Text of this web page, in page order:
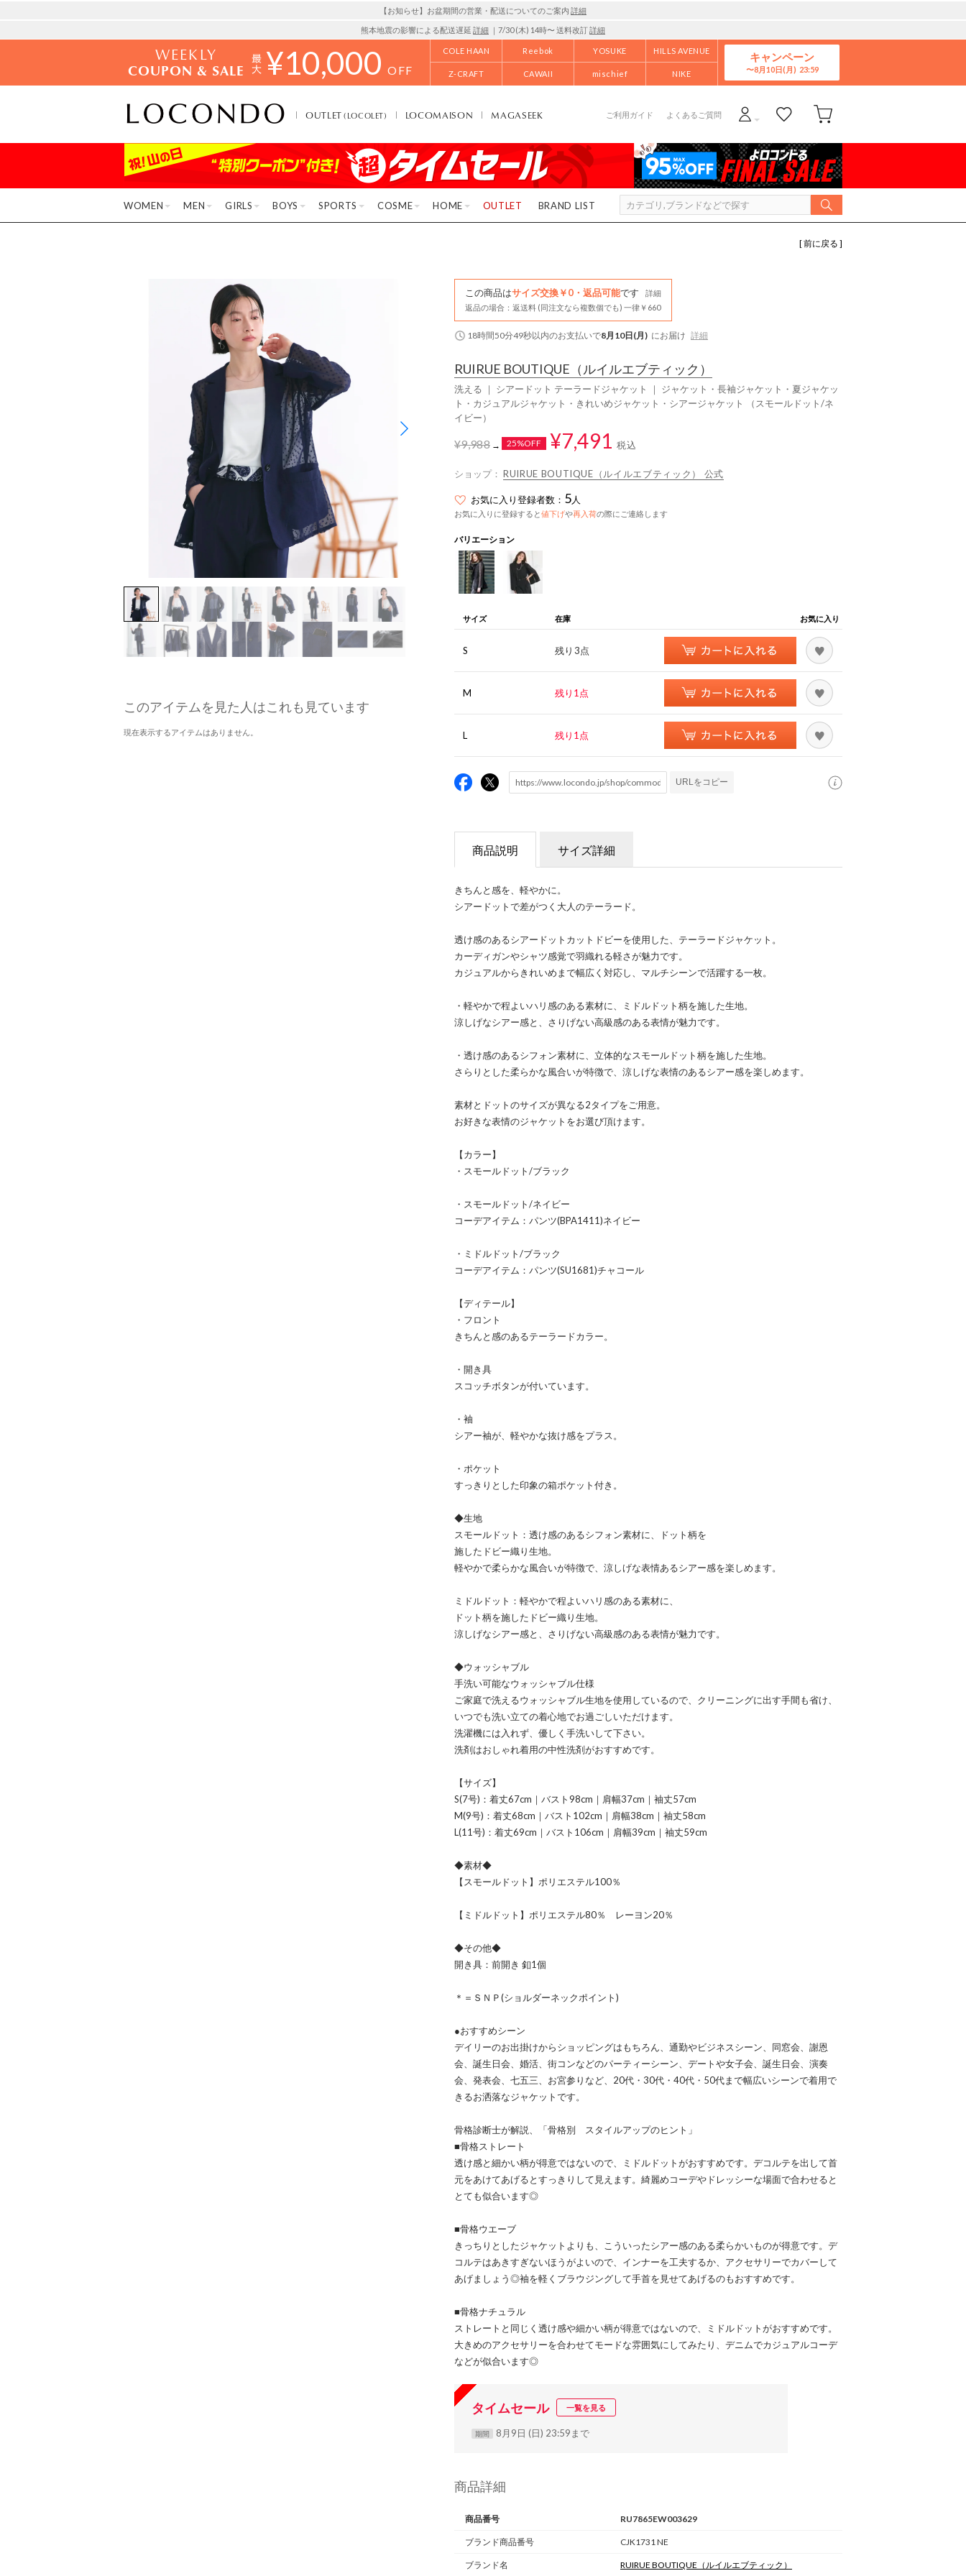
【お知らせ】お盆期間の営業・配送についてのご案内 詳細
熊本地震の影響による配送遅延 詳細 ｜7/30 (木) 14時〜 送料改訂詳細
WEEKLY
COUPON & SALE ¥10,000 OFF
COLE HAAN Reebok YOSUKE HILLS AVENUE
Z-CRAFT CAWAII mischief NIKE
キャンペーン
8月10日(月)
OUTLET(LOCOLET) LOCOMAISON MAGASEEK ご利用ガイド よくあるご質問
WOMEN MEN GIRLS BOYS SPORTS COSME HOME OUTLET BRAND LIST
[ 前に戻る ]
このアイテムを見た人はこれも見ています
現在表示するアイテムはありません。
この商品はサイズ交換￥0・返品可能です
詳細
返品の場合：返送料 (同注文なら複数個でも) 一律￥660
18時間50分48秒以内のお支払いで8月10日(月) にお届け 詳細
RUIRUE BOUTIQUE （ルイルエブティック）
洗える ｜ シアードット テーラードジャケット ｜ ジャケット・長袖ジャケット・夏ジャケッ
ト・カジュアルジャケット・きれいめジャケット・シアージャケット （スモールドット/ネ
イビー）
¥9,988→ 25%OFF ¥7,491 税込
ショップ： RUIRUE BOUTIQUE（ルイルエブティック） 公式
お気に入り登録者数： 5人
お気に入りに登録すると値下げや再入荷の際にご連絡します
バリエーション
サイズ 在庫 お気に入り
S 残り3点
M 残り1点
L 残り1点
URLをコピー
商品説明 サイズ詳細
きちんと感を、軽やかに。
シアードットで差がつく大人のテーラード。
透け感のあるシアードットカットドビーを使用した、テーラードジャケット。
カーディガンやシャツ感覚で羽織れる軽さが魅力です。
カジュアルからきれいめまで幅広く対応し、マルチシーンで活躍する一枚。
・軽やかで程よいハリ感のある素材に、ミドルドット柄を施した生地。
涼しげなシアー感と、さりげない高級感のある表情が魅力です。
・透け感のあるシフォン素材に、立体的なスモールドット柄を施した生地。
さらりとした柔らかな風合いが特徴で、涼しげな表情のあるシアー感を楽しめます。
素材とドットのサイズが異なる2タイプをご用意。
お好きな表情のジャケットをお選び頂けます。
【カラー】
・スモールドット/ブラック
・スモールドット/ネイビー
コーデアイテム：パンツ(BPA1411)ネイビー
・ミドルドット/ブラック
コーデアイテム：パンツ(SU1681)チャコール
【ディテール】
・フロント
きちんと感のあるテーラードカラー。
・開き具
スコッチボタンが付いています。
・袖
シアー袖が、軽やかな抜け感をプラス。
・ポケット
すっきりとした印象の箱ポケット付き。
◆生地
スモールドット：透け感のあるシフォン素材に、ドット柄を
施したドビー織り生地。
軽やかで柔らかな風合いが特徴で、涼しげな表情あるシアー感を楽しめます。
ミドルドット：軽やかで程よいハリ感のある素材に、
ドット柄を施したドビー織り生地。
涼しげなシアー感と、さりげない高級感のある表情が魅力です。
◆ウォッシャブル
手洗い可能なウォッシャブル仕様
ご家庭で洗えるウォッシャブル生地を使用しているので、クリーニングに出す手間も省け、
いつでも洗い立ての着心地でお過ごしいただけます。
洗濯機には入れず、優しく手洗いして下さい。
洗剤はおしゃれ着用の中性洗剤がおすすめです。
【サイズ】
S(7号)：着丈67cm｜バスト98cm｜肩幅37cm｜袖丈57cm
M(9号)：着丈68cm｜バスト102cm｜肩幅38cm｜袖丈58cm
L(11号)：着丈69cm｜バスト106cm｜肩幅39cm｜袖丈59cm
◆素材◆
【スモールドット】ポリエステル100％
【ミドルドット】ポリエステル80％ レーヨン20％
◆その他◆
開き具：前開き 釦1個
＊＝ＳＮＰ(ショルダーネックポイント)
●おすすめシーン
デイリーのお出掛けからショッピングはもちろん、通勤やビジネスシーン、同窓会、謝恩
会、誕生日会、婚活、街コンなどのパーティーシーン、デートや女子会、誕生日会、演奏
会、発表会、七五三、お宮参りなど、20代・30代・40代・50代まで幅広いシーンで着用で
きるお洒落なジャケットです。
骨格診断士が解説、「骨格別 スタイルアップのヒント」
■骨格ストレート
透け感と細かい柄が得意ではないので、ミドルドットがおすすめです。デコルテを出して首
元をあけてあげるとすっきりして見えます。綺麗めコーデやドレッシーな場面で合わせると
とても似合います◎
■骨格ウエーブ
きっちりとしたジャケットよりも、こういったシアー感のある柔らかいものが得意です。デ
コルテはあきすぎないほうがよいので、インナーを工夫するか、アクセサリーでカバーして
あげましょう◎袖を軽くブラウジングして手首を見せてあげるのもおすすめです。
■骨格ナチュラル
ストレートと同じく透け感や細かい柄が得意ではないので、ミドルドットがおすすめです。
大きめのアクセサリーを合わせてモードな雰囲気にしてみたり、デニムでカジュアルコーデ
などが似合います◎
タイムセール 一覧を見る
期間 8月9日 (日) 23:59まで
商品詳細
商品番号 RU7865EW003629
ブランド商品番号 CJK1731 NE
ブランド名 RUIRUE BOUTIQUE （ルイルエブティック）